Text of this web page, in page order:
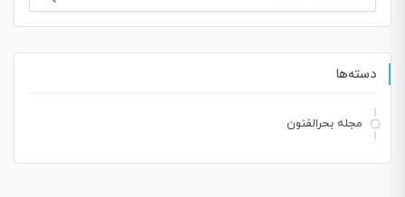
دسته‌ها
مجله بحرالفنون